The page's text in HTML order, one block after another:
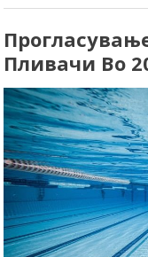
Пливачи Во